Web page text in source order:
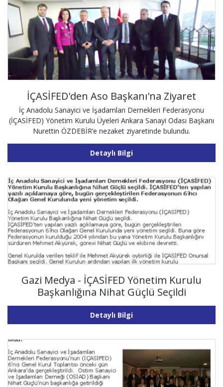
İÇASİFED'den Aso Başkanı'na Ziyaret
İç Anadolu Sanayici ve İşadamları Dernekleri Federasyonu
(İÇASİFED) Yönetim Kurulu Üyeleri Ankara Sanayi Odası Başkanı
Nurettin ÖZDEBİR’e nezaket ziyaretinde bulundu.
Detaylı Bilgi
Gazi Medya - İÇASİFED Yönetim Kurulu
Başkanlığına Nihat Güçlü Seçildi
Detaylı Bilgi